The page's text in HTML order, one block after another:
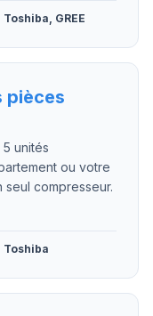
GREE
pièces
unités
ou votre
seul compresseur.